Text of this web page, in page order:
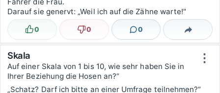
Darauf sie genervt: „Weil ich auf die Zähne warte!"
Lustig
0 Nicht lustig
0 0
Kommentare Teilen
⋮
Skala
Auf einer Skala von 1 bis 10, wie sehr haben Sie in
Ihrer Beziehung die Hosen an?“
„Schatz? Darf ich bitte an einer Umfrage teilnehmen?“